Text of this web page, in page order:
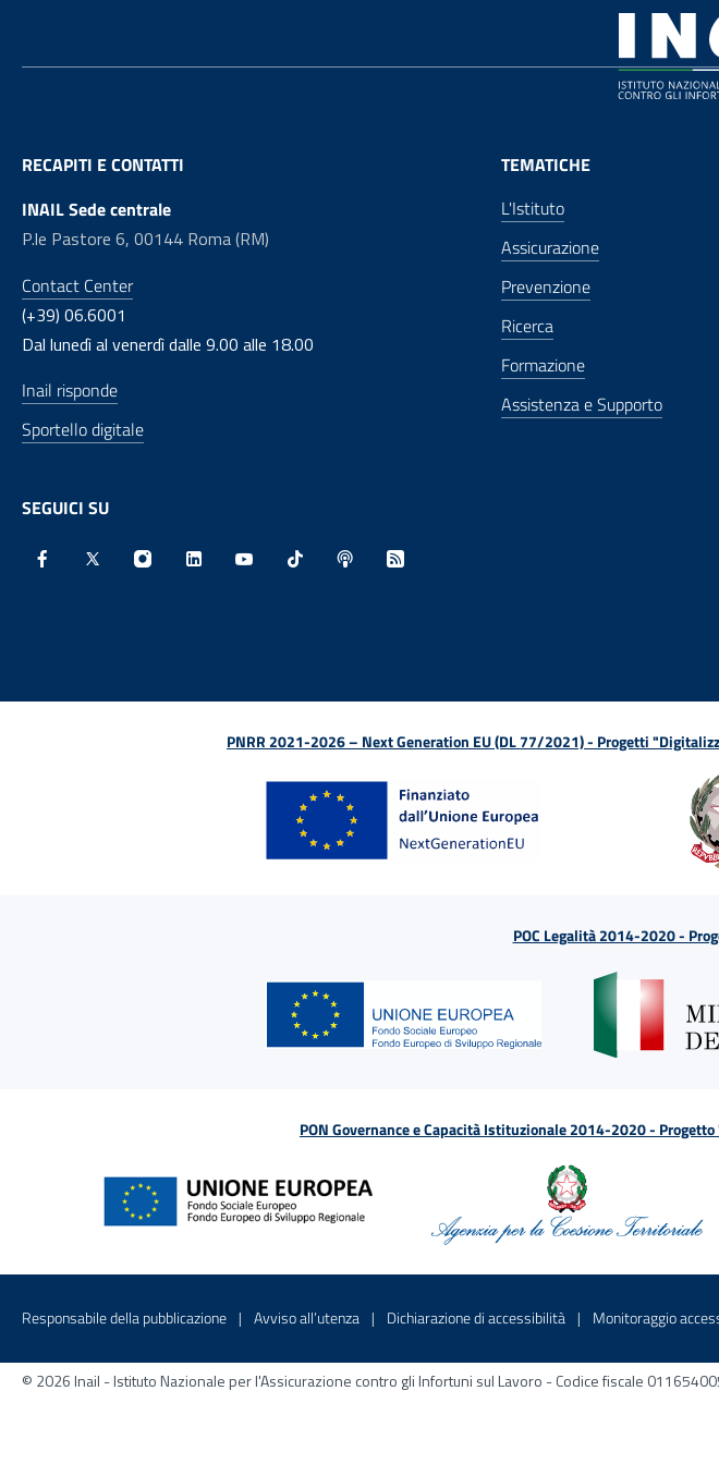
RECAPITI E CONTATTI
INAIL Sede centrale
P.le Pastore 6, 00144 Roma (RM)
Contact Center
(+39) 06.6001
Dal lunedì al venerdì dalle 9.00 alle 18.00
Inail risponde
Sportello digitale
SEGUICI SU
TEMATICHE
L'Istituto
Assicurazione
Prevenzione
Ricerca
Formazione
Assistenza e Supporto
PNRR 2021-2026 – Next Generation EU (DL 77/2021) - Progetti
POC Legalità 2014-2020 -
PON Governance e Capacità Istituzionale 2014-2020 -
Menu di servizio
Responsabile della pubblicazione Sito interno - Apre in una nuova finestra
Avviso all’utenza Sito interno - Apre in una nuova finestra
Dichiarazione di accessibilità Sito interno - Apre in
Monitoraggio
© 2026 Inail - Istituto Nazionale per l'Assicurazione contro gli Infortuni sul Lavoro - Codice fiscale